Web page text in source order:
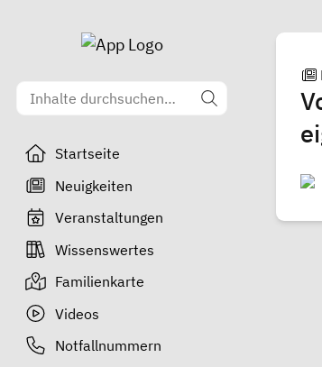
Startseite
Neuigkeiten
Veranstaltungen
Wissenswertes
Familienkarte
Videos
Notfallnummern